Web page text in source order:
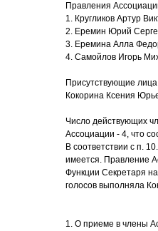
Правления
1. Кругликов Артур
2. Еремин Юрий
3. Еремина Алла
4. Самойлов Игорь
Присутствующие
Кокорина Ксения
Число действующих
Ассоциации - 4, что
В соответствии с п.
имеется. Правление
Функции Секретаря
голосов выполняла
1. О приеме в члены